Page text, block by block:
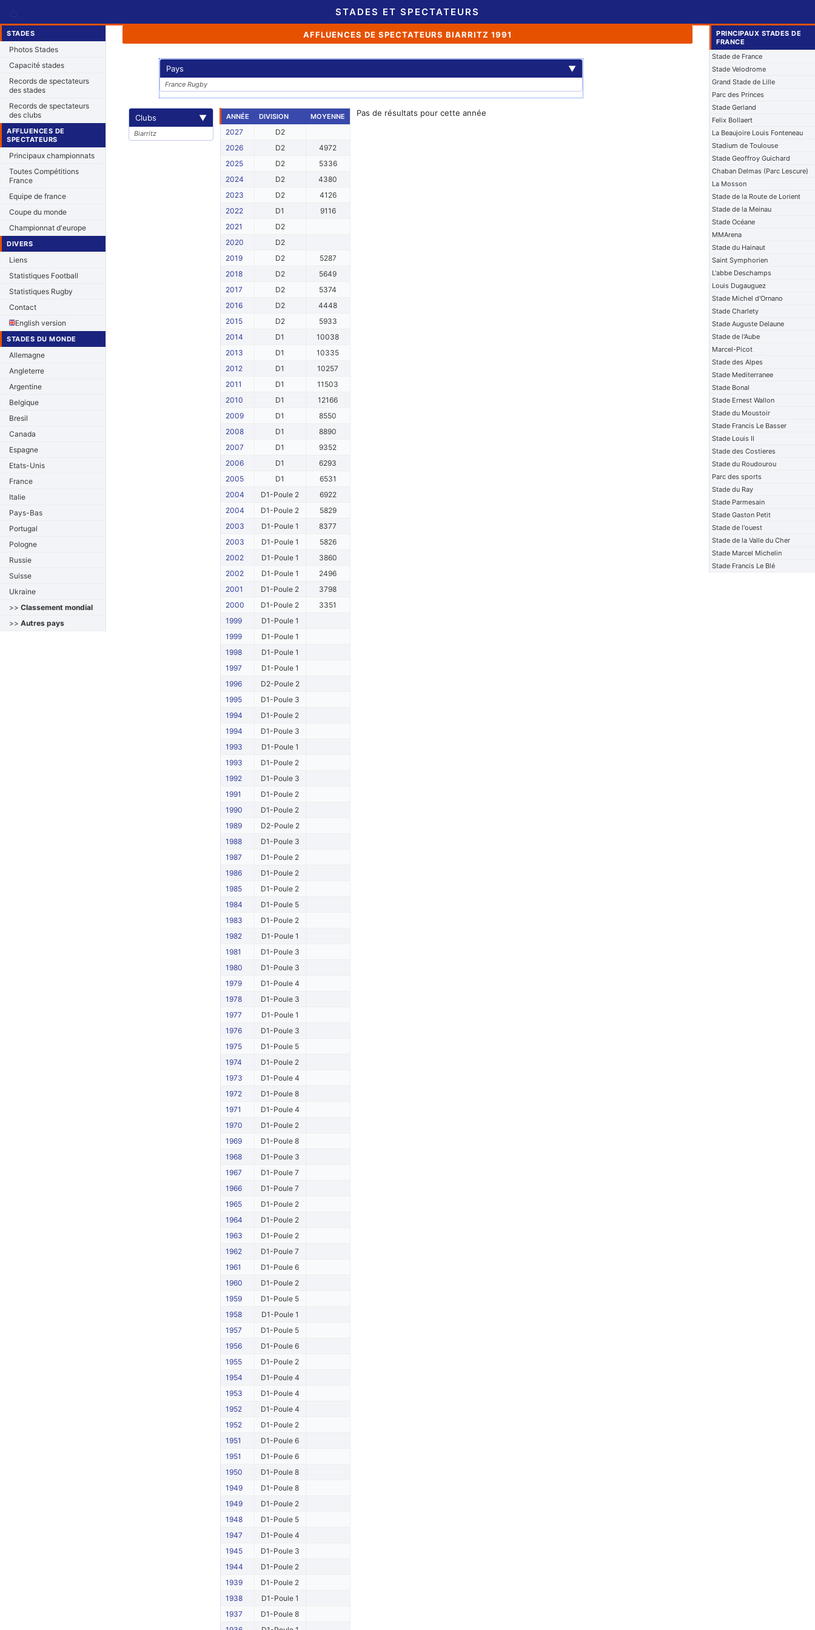
STADES ET SPECTATEURS
STADES
Photos Stades
Capacité stades
Records de spectateurs
des stades
Records de spectateurs
des clubs
AFFLUENCES DE
SPECTATEURS
Principaux championnats
Toutes Compétitions
France
Equipe de france
Coupe du monde
Championnat d'europe
DIVERS
Liens
Statistiques Football
Statistiques Rugby
Contact
English version
STADES DU MONDE
Allemagne
Angleterre
Argentine
Belgique
Bresil
Canada
Espagne
Etats-Unis
France
Italie
Pays-Bas
Portugal
Pologne
Russie
Suisse
Ukraine
>> Classement mondial
>> Autres pays
AFFLUENCES DE SPECTATEURS BIARRITZ 1991
Pays ▼
France Rugby
Clubs ▼
Biarritz
ANNÉE DIVISION MOYENNE
2027
D2
2026
D2
4972
2025
D2
5336
2024
D2
4380
2023
D2
4126
2022
D1
9116
2021
D2
2020
D2
2019
D2
5287
2018
D2
5649
2017
D2
5374
2016
D2
4448
2015
D2
5933
2014
D1
10038
2013
D1
10335
2012
D1
10257
2011
D1
11503
2010
D1
12166
2009
D1
8550
2008
D1
8890
2007
D1
9352
2006
D1
6293
2005
D1
6531
2004
D1-Poule 2
6922
2004
D1-Poule 2
5829
2003
D1-Poule 1
8377
2003
D1-Poule 1
5826
2002
D1-Poule 1
3860
2002
D1-Poule 1
2496
2001
D1-Poule 2
3798
2000
D1-Poule 2
3351
1999
D1-Poule 1
1999
D1-Poule 1
1998
D1-Poule 1
1997
D1-Poule 1
1996
D2-Poule 2
1995
D1-Poule 3
1994
D1-Poule 2
1994
D1-Poule 3
1993
D1-Poule 1
1993
D1-Poule 2
1992
D1-Poule 3
1991
D1-Poule 2
1990
D1-Poule 2
1989
D2-Poule 2
1988
D1-Poule 3
1987
D1-Poule 2
1986
D1-Poule 2
1985
D1-Poule 2
1984
D1-Poule 5
1983
D1-Poule 2
1982
D1-Poule 1
1981
D1-Poule 3
1980
D1-Poule 3
1979
D1-Poule 4
1978
D1-Poule 3
1977
D1-Poule 1
1976
D1-Poule 3
1975
D1-Poule 5
1974
D1-Poule 2
1973
D1-Poule 4
1972
D1-Poule 8
1971
D1-Poule 4
1970
D1-Poule 2
1969
D1-Poule 8
1968
D1-Poule 3
1967
D1-Poule 7
1966
D1-Poule 7
1965
D1-Poule 2
1964
D1-Poule 2
1963
D1-Poule 2
1962
D1-Poule 7
1961
D1-Poule 6
1960
D1-Poule 2
1959
D1-Poule 5
1958
D1-Poule 1
1957
D1-Poule 5
1956
D1-Poule 6
1955
D1-Poule 2
1954
D1-Poule 4
1953
D1-Poule 4
1952
D1-Poule 4
1952
D1-Poule 2
1951
D1-Poule 6
1951
D1-Poule 6
1950
D1-Poule 8
1949
D1-Poule 8
1949
D1-Poule 2
1948
D1-Poule 5
1947
D1-Poule 4
1945
D1-Poule 3
1944
D1-Poule 2
1939
D1-Poule 2
1938
D1-Poule 1
1937
D1-Poule 8
Pas de résultats pour cette année
PRINCIPAUX STADES DE
FRANCE
Stade de France
Stade Velodrome
Grand Stade de Lille
Parc des Princes
Stade Gerland
Felix Bollaert
La Beaujoire Louis Fonteneau
Stadium de Toulouse
Stade Geoffroy Guichard
Chaban Delmas (Parc Lescure)
La Mosson
Stade de la Route de Lorient
Stade de la Meinau
Stade Océane
MMArena
Stade du Hainaut
Saint Symphorien
L'abbe Deschamps
Louis Dugauguez
Stade Michel d'Ornano
Stade Charlety
Stade Auguste Delaune
Stade de l'Aube
Marcel-Picot
Stade des Alpes
Stade Mediterranee
Stade Bonal
Stade Ernest Wallon
Stade du Moustoir
Stade Francis Le Basser
Stade Louis II
Stade des Costieres
Stade du Roudourou
Parc des sports
Stade du Ray
Stade Parmesain
Stade Gaston Petit
Stade de l'ouest
Stade de la Valle du Cher
Stade Marcel Michelin
Stade Francis Le Blé